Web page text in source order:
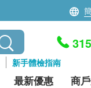
簡
新手體檢指南
最新優惠 商